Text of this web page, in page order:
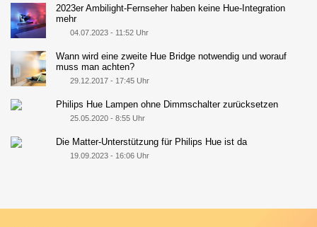
2023er Ambilight-Fernseher haben keine Hue-Integration
mehr
04.07.2023 - 11:52 Uhr
Wann wird eine zweite Hue Bridge notwendig und worauf
muss man achten?
29.12.2017 - 17:45 Uhr
Philips Hue Lampen ohne Dimmschalter zurücksetzen
25.05.2020 - 8:55 Uhr
Die Matter-Unterstützung für Philips Hue ist da
19.09.2023 - 16:06 Uhr